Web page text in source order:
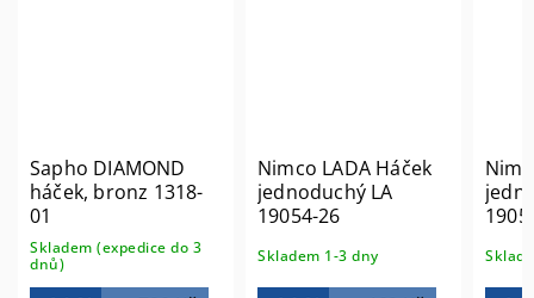
Sapho DIAMOND
háček, bronz 1318-
01
Skladem (expedice do 3
dnů)
Nimco LADA Háček
jednoduchý LA
19054-26
Skladem 1-3 dny